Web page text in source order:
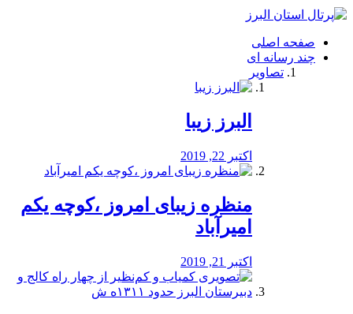
فصد
شرق
تهران
خشکشویی
صفحه اصلی
چند رسانه ای
تصاویر
البرز زیبا
اکتبر 22, 2019
منظره‌‌ زیبای امروز ،کوچه یکم
امیرآباد
اکتبر 21, 2019